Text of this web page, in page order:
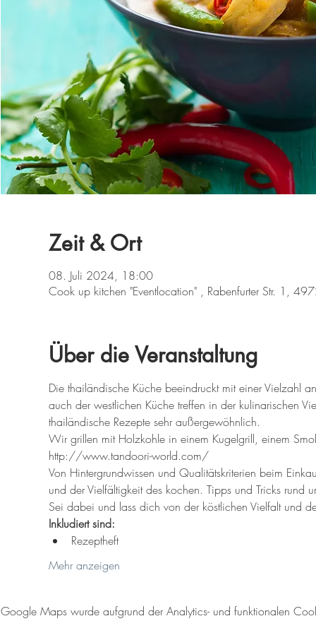
Zeit & Ort
08. Juli 2024, 18:00
Cook up kitchen "Eventlocation" , Rabenfurter Str. 1,
Über die Veranstaltung
Die thailändische Küche beeindruckt mit einer Vielzahl
auch der westlichen Küche treffen in der kulinarischen
thailändische Rezepte sehr außergewöhnlich.
Wir grillen mit Holzkohle in einem Kugelgrill, einem
http://www.tandoori-world.com/
Von Hintergrundwissen und Qualitätskriterien beim
und der Vielfältigkeit des kochen. Tipps und Tricks rund
Sei dabei und lass dich von der köstlichen Vielfalt und
Inkludiert sind:
Rezeptheft
Mehr anzeigen
Google Maps wurde aufgrund der Analytics- und funktionalen